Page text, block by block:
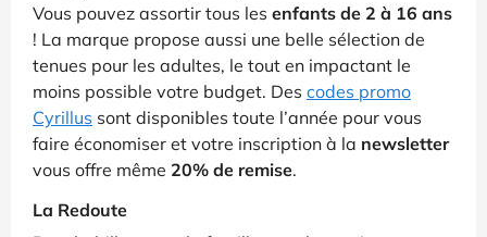
Vous pouvez assortir tous les enfants de 2 à 16 ans
! La marque propose aussi une belle sélection de
tenues pour les adultes, le tout en impactant le
moins possible votre budget. Des codes promo
Cyrillus sont disponibles toute l’année pour vous
faire économiser et votre inscription à la newsletter
vous offre même 20% de remise.
La Redoute